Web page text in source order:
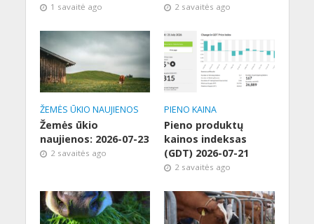
1 savaitė ago 2 savaitės ago
ŽEMĖS ŪKIO NAUJIENOS
Žemės ūkio
naujienos: 2026-07-23
2 savaitės ago
PIENO KAINA
Pieno produktų
kainos indeksas
(GDT) 2026-07-21
2 savaitės ago